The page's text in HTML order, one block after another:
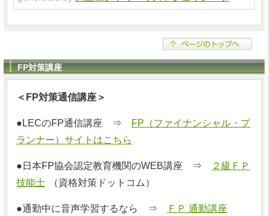
FP対策講座
＜FP対策通信講座＞
●LECのFP通信講座 ⇒
FP（ファイナンシャル・プ
ランナー）サイトはこちら
●日本FP協会認定教育機関のWEB講座 ⇒
２級ＦＰ
技能士
（資格対策ドットコム）
●通勤中に音声学習するなら ⇒ ＦＰ 通勤講座